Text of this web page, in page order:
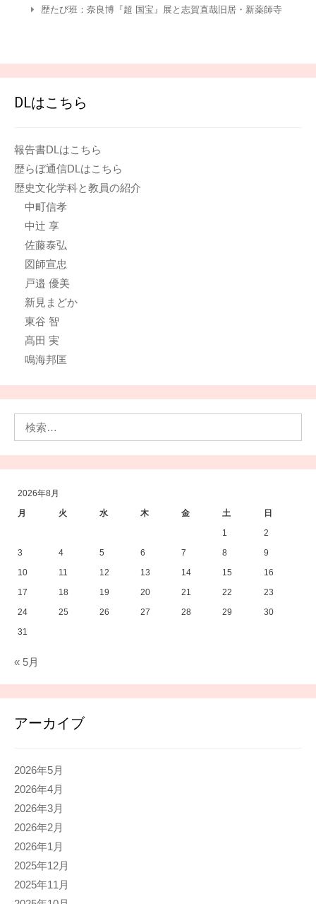
ー
歴たび班：奈良博『超 国宝』展と志賀直哉旧居・新薬師寺
DLはこちら
報告書DLはこちら
歴らぼ通信DLはこちら
歴史文化学科と教員の紹介
中町信孝
中辻 享
佐藤泰弘
図師宣忠
戸邉 優美
新見まどか
東谷 智
髙田 実
鳴海邦匡
2026年8月
月
火 水 木 金 土
日
1
2
3
4 5 6 7 8
9
10
11 12 13 14 15
16
17
18 19 20 21 22
23
24
25 26 27 28 29
30
31
« 5月
アーカイブ
2026年5月
2026年4月
2026年3月
2026年2月
2026年1月
2025年12月
2025年11月